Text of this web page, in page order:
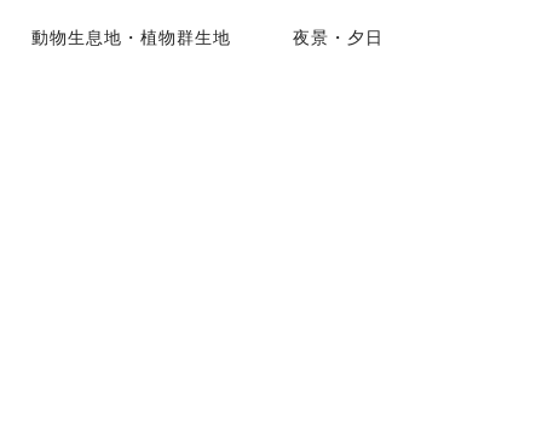
動物生息地・植物群生地 夜景・夕日